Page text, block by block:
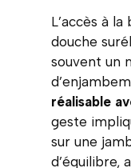
L’accès à
douche
souvent un
réalisable
geste
sur une
d’équilibre,